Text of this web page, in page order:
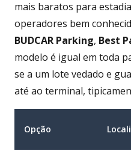
mais baratos para
operadores bem
BUDCAR Parking, Best
modelo é igual em toda
se a um lote vedado e
até ao terminal,
Opção